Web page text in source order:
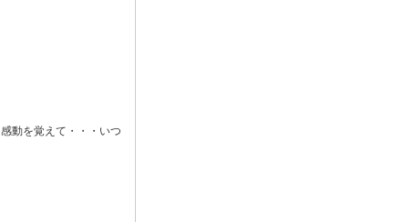
動を覚えて・・・いつ